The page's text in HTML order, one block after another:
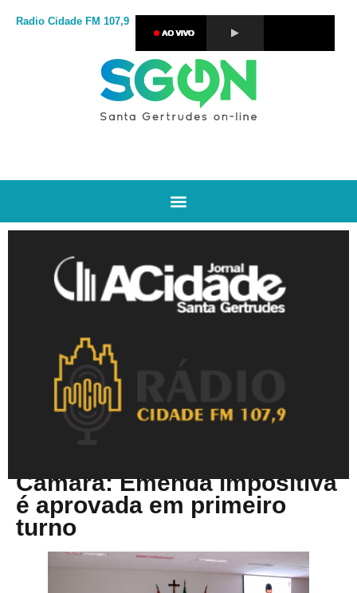
Radio Cidade FM 107,9
Câmara: Emenda impositiva
é aprovada em primeiro
turno